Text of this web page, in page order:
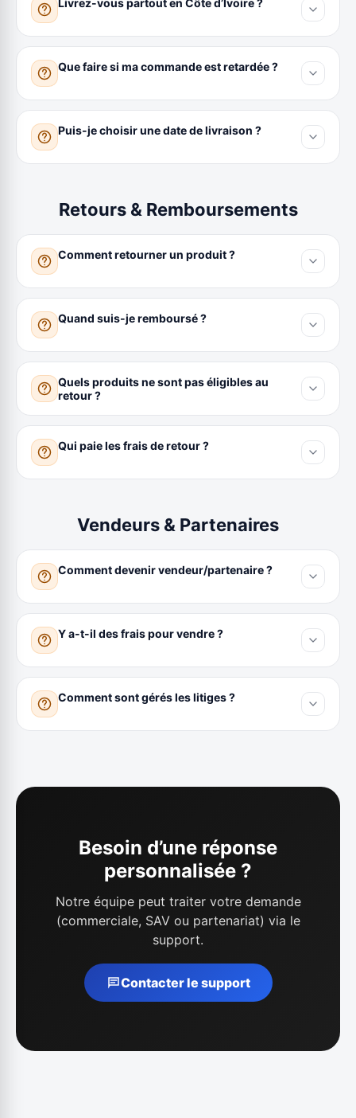
Livrez-vous partout en Côte d’Ivoire ?
Que faire si ma commande est retardée ?
Puis-je choisir une date de livraison ?
Retours & Remboursements
Comment retourner un produit ?
Quand suis-je remboursé ?
Quels produits ne sont pas éligibles au
retour ?
Qui paie les frais de retour ?
Vendeurs & Partenaires
Comment devenir vendeur/partenaire ?
Y a-t-il des frais pour vendre ?
Comment sont gérés les litiges ?
Besoin d’une réponse
personnalisée ?
Notre équipe peut traiter votre demande
(commerciale, SAV ou partenariat) via le
support.
Contacter le support